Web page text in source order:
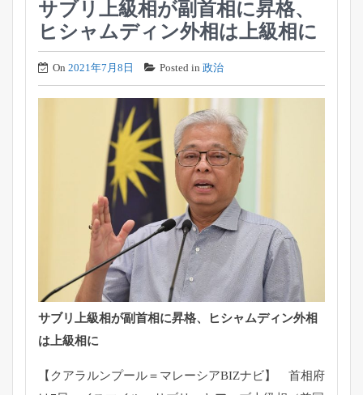
サブリ上級相が副首相に昇格、
ヒシャムディン外相は上級相に
On 2021年7月8日 Posted in 政治
サブリ上級相が副首相に昇格、ヒシャムディン外相
は上級相に
【クアラルンプール＝マレーシアBIZナビ】 首相府